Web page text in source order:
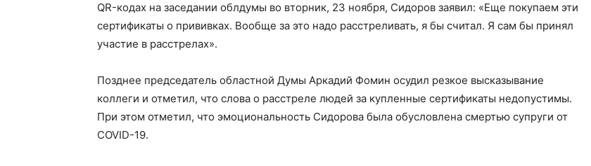
QR-кодах на заседании облдумы во вторник, 23 ноября, Сидоров заявил: «Еще покупаем эти
сертификаты о прививках. Вообще за это надо расстреливать, я бы считал. Я сам бы принял
участие в расстрелах».
Позднее председатель областной Думы Аркадий Фомин осудил резкое высказывание
коллеги и отметил, что слова о расстреле людей за купленные сертификаты недопустимы.
При этом отметил, что эмоциональность Сидорова была обусловлена смертью супруги от
COVID-19.